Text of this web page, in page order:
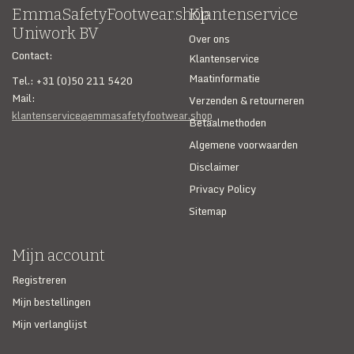
SECURITY & SERVICES
EmmaSafetyFootwear.shop
Uniwork BV
Contact:
Tel.: +31 (0)50 211 5420
Mail:
klantenservice@emmasafetyfootwear.shop
Klantenservice
Over ons
Klantenservice
Maatinformatie
Verzenden & retourneren
Betaalmethoden
Algemene voorwaarden
Disclaimer
Privacy Policy
Sitemap
Mijn account
Registreren
Mijn bestellingen
Mijn verlanglijst